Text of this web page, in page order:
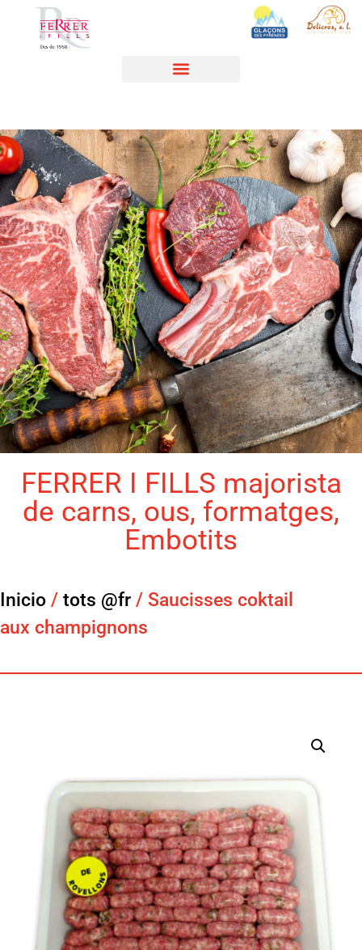
FERRER I FILLS majorista
de carns, ous, formatges,
Embotits
Inicio / tots @fr / Saucisses coktail
aux champignons